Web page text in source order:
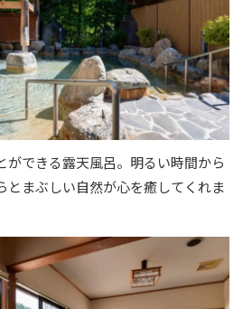
ができる露天風呂。明るい時間から
とまぶしい自然が心を癒してくれま